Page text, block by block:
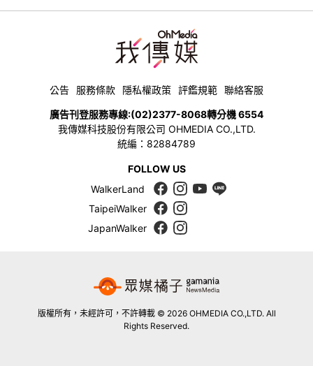
公告 服務條款 隱私權政策 評鑑規範 聯絡客服
廣告刊登服務專線:(02)2377-8068轉分機 6554
我傳媒科技股份有限公司 OHMEDIA CO.,LTD.
統編：82884789
FOLLOW US
WalkerLand
TaipeiWalker
JapanWalker
版權所有，未經許可，不許轉載 © 2026 OHMEDIA CO.,LTD. All
Rights Reserved.